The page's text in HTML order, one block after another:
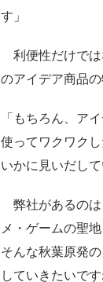
す」
利便性だけでは
のアイデア商品の
「もちろん、ア
使ってワクワク
いかに見いだし
弊社があるのは
メ・ゲームの聖
そんな秋葉原発
していきたいです